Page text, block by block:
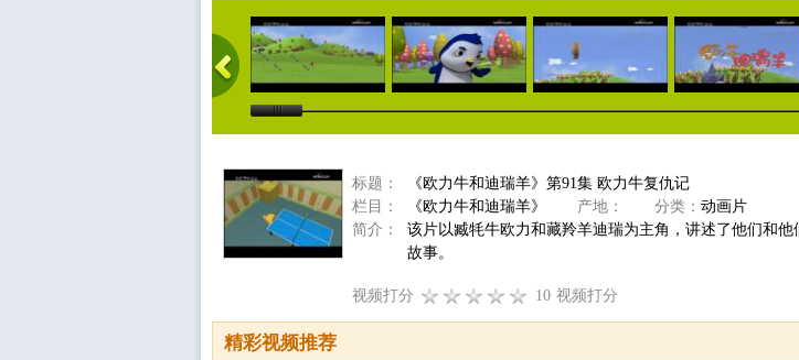
标题：
《欧力牛和迪瑞羊》第91集 欧力牛复仇记
栏目：
《欧力牛和迪瑞羊》 产地： 分类： 动画片
简介：
该片以臧牦牛欧力和藏羚羊迪瑞为主角，讲述了他们和
故事。
视频打分
10 视频打分
精彩视频推荐